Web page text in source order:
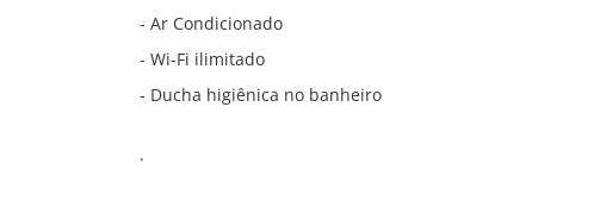
- Ar Condicionado
- Wi-Fi ilimitado
- Ducha higiênica no banheiro
.